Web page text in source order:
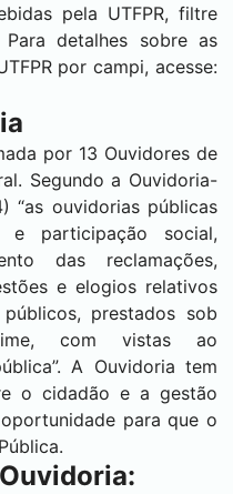
pela UTFPR, filtre
Para detalhes sobre as
por campi, acesse:
por 13 Ouvidores de
Segundo a Ouvidoria-
“as ouvidorias públicas
participação social,
das reclamações,
e elogios relativos
prestados sob
com vistas ao
A Ouvidoria tem
o cidadão e a gestão
para que o